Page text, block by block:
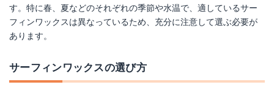
す。特に春、夏などのそれぞれの季節や水温で、適しているサー
フィンワックスは異なっているため、充分に注意して選ぶ必要が
あります。
サーフィンワックスの選び方